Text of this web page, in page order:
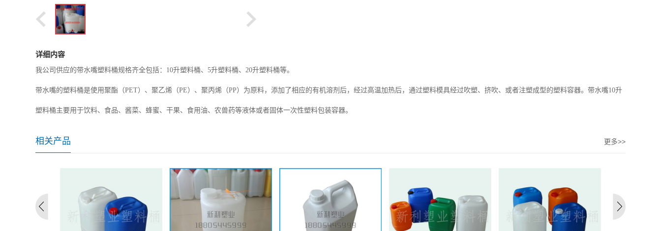
详细内容
我公司供应的带水嘴塑料桶规格齐全包括：10升塑料桶、5升塑料桶、20升塑料桶等。
带水嘴的塑料桶是使用聚酯（PET）、聚乙烯（PE）、聚丙烯（PP）为原料，添加了相应的有机溶剂后，经过高温加热后，通过塑料模具经过吹塑、挤吹、或者注塑成型的塑料容器。带水嘴10升
塑料桶主要用于饮料、食品、酱菜、蜂蜜、干果、食用油、农兽药等液体或者固体一次性塑料包装容器。
相关产品 更多>>